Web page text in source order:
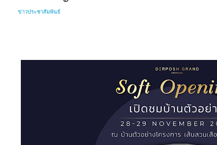
ข่าวประชาสัมพันธ์